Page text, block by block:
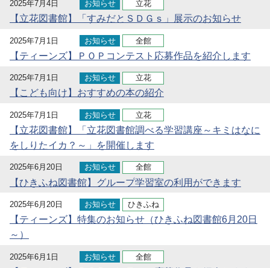
2025年7月4日 お知らせ 立花
【立花図書館】「すみだとＳＤＧｓ」展示のお知らせ
2025年7月1日 お知らせ 全館
【ティーンズ】ＰＯＰコンテスト応募作品を紹介します
2025年7月1日 お知らせ 立花
【こども向け】おすすめの本の紹介
2025年7月1日 お知らせ 立花
【立花図書館】「立花図書館調べる学習講座～キミはなに
をしりたイカ？～」を開催します
2025年6月20日 お知らせ 全館
【ひきふね図書館】グループ学習室の利用ができます
2025年6月20日 お知らせ ひきふね
【ティーンズ】特集のお知らせ（ひきふね図書館6月20日
～）
2025年6月1日 お知らせ 全館